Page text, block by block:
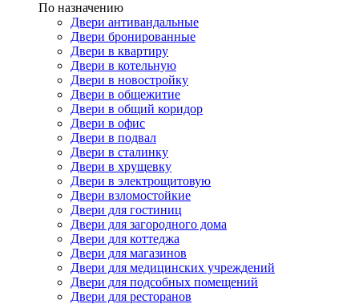
По назначению
Двери антивандальные
Двери бронированные
Двери в квартиру
Двери в котельную
Двери в новостройку
Двери в общежитие
Двери в общий коридор
Двери в офис
Двери в подвал
Двери в сталинку
Двери в хрущевку
Двери в электрощитовую
Двери взломостойкие
Двери для гостиниц
Двери для загородного дома
Двери для коттеджа
Двери для магазинов
Двери для медицинских учреждений
Двери для подсобных помещений
Двери для ресторанов